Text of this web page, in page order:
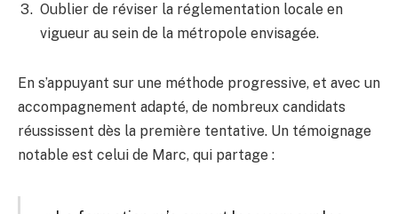
Oublier de réviser la réglementation locale en
vigueur au sein de la métropole envisagée.
En s’appuyant sur une méthode progressive, et avec un
accompagnement adapté, de nombreux candidats
réussissent dès la première tentative. Un témoignage
notable est celui de Marc, qui partage :